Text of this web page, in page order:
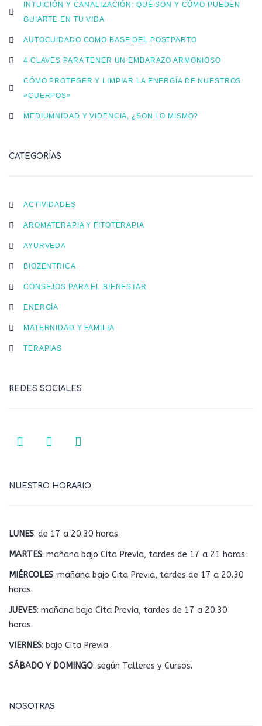
INTUICIÓN Y CANALIZACIÓN: QUÉ SON Y CÓMO PUEDEN
GUIARTE EN TU VIDA
AUTOCUIDADO COMO BASE DEL POSTPARTO
4 CLAVES PARA TENER UN EMBARAZO ARMONIOSO
CÓMO PROTEGER Y LIMPIAR LA ENERGÍA DE NUESTROS
«CUERPOS»
MEDIUMNIDAD Y VIDENCIA, ¿SON LO MISMO?
CATEGORÍAS
ACTIVIDADES
AROMATERAPIA Y FITOTERAPIA
AYURVEDA
BIOZENTRICA
CONSEJOS PARA EL BIENESTAR
ENERGÍA
MATERNIDAD Y FAMILIA
TERAPIAS
REDES SOCIALES
NUESTRO HORARIO
LUNES: de 17 a 20.30 horas.
MARTES: mañana bajo Cita Previa, tardes de 17 a 21 horas.
MIÉRCOLES: mañana bajo Cita Previa, tardes de 17 a 20.30
horas.
JUEVES: mañana bajo Cita Previa, tardes de 17 a 20.30
horas.
VIERNES: bajo Cita Previa.
SÁBADO Y DOMINGO: según Talleres y Cursos.
NOSOTRAS